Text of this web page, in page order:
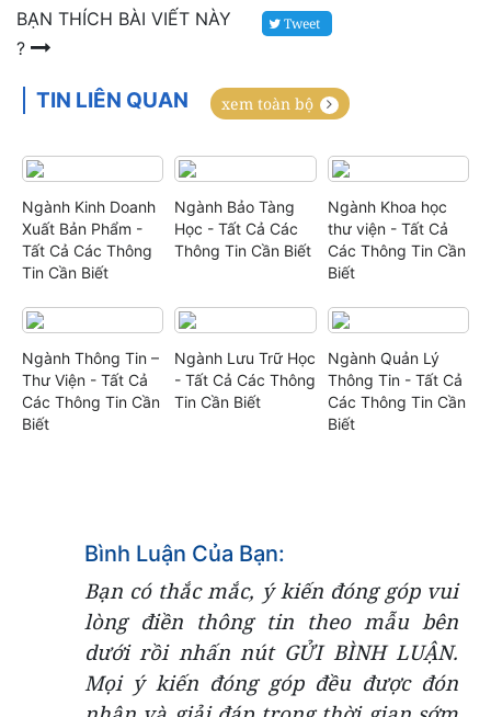
BẠN THÍCH BÀI VIẾT NÀY
?
Tweet
TIN LIÊN QUAN xem toàn bộ
Ngành Kinh Doanh
Xuất Bản Phẩm -
Tất Cả Các Thông
Tin Cần Biết
Ngành Bảo Tàng
Học - Tất Cả Các
Thông Tin Cần Biết
Ngành Khoa học
thư viện - Tất Cả
Các Thông Tin Cần
Biết
Ngành Thông Tin –
Thư Viện - Tất Cả
Các Thông Tin Cần
Biết
Ngành Lưu Trữ Học
- Tất Cả Các Thông
Tin Cần Biết
Ngành Quản Lý
Thông Tin - Tất Cả
Các Thông Tin Cần
Biết
Bình Luận Của Bạn:
Bạn có thắc mắc, ý kiến đóng góp vui
lòng điền thông tin theo mẫu bên
dưới rồi nhấn nút GỬI BÌNH LUẬN.
Mọi ý kiến đóng góp đều được đón